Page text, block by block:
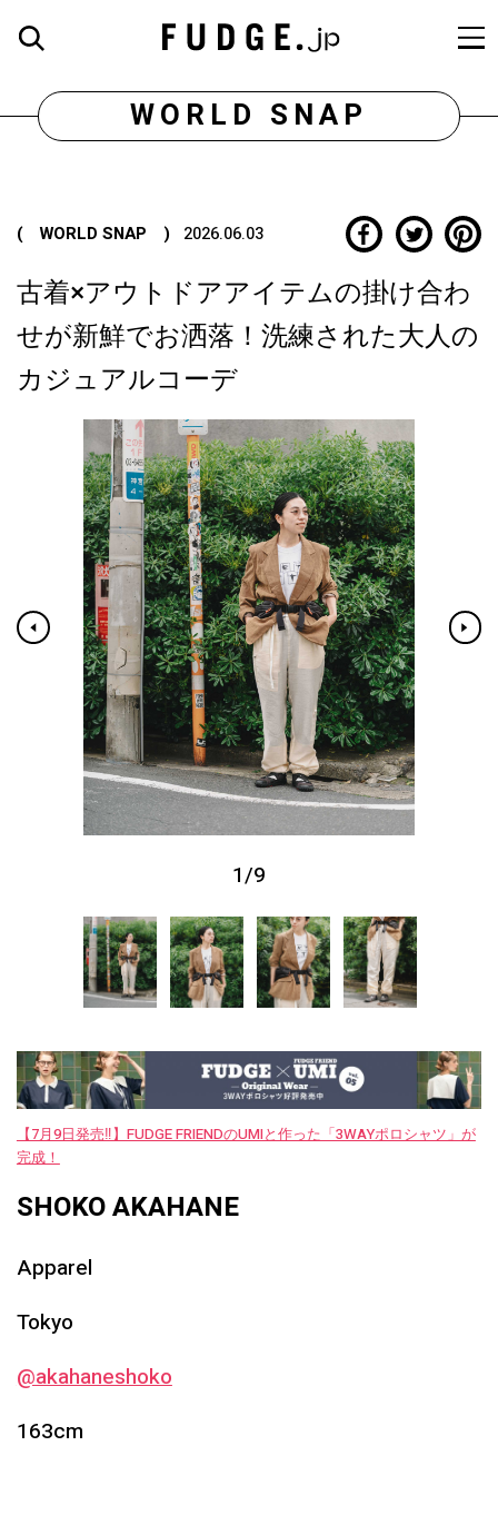
WORLD SNAP
( WORLD SNAP ) 2026.06.03
古着×アウトドアアイテムの掛け合わ
せが新鮮でお洒落！洗練された大人の
カジュアルコーデ
1/9
【7月9日発売‼︎】FUDGE FRIENDのUMIと作った「3WAYポロシャツ」が
完成！
SHOKO AKAHANE
Apparel
Tokyo
@akahaneshoko
163cm